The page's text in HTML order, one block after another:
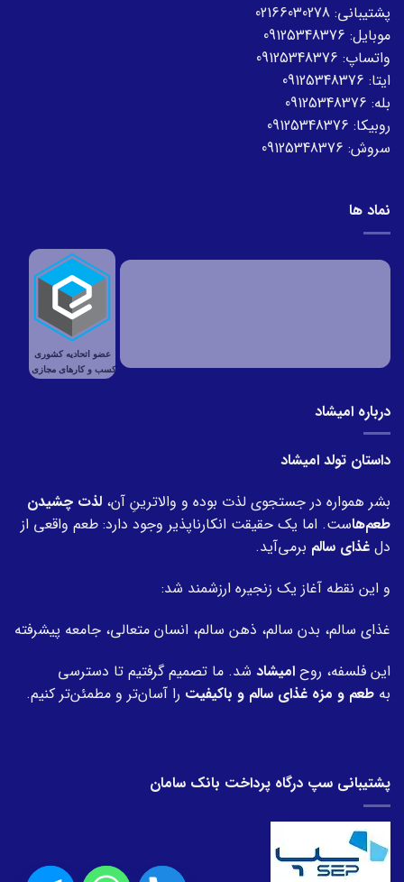
پشتیبانی: 02166030278
موبایل: 09125348376
واتساپ: 09125348376
ایتا: 09125348376
بله: 09125348376
روبیکا: 09125348376
سروش: 09125348376
نماد ها
درباره امیشاد
داستان تولد امیشاد
بشر همواره در جستجوی لذت بوده و والاترینِ آن، لذت چشیدن
طعم‌هاست. اما یک حقیقت انکارناپذیر وجود دارد: طعم واقعی از
دل غذای سالم برمی‌آید.
و این نقطه آغاز یک زنجیره ارزشمند شد:
غذای سالم، بدن سالم، ذهن سالم، انسان متعالی، جامعه پیشرفته
این فلسفه، روح امیشاد شد. ما تصمیم گرفتیم تا دسترسی
به طعم و مزه غذای سالم و باکیفیت را آسان‌تر و مطمئن‌تر کنیم.
پشتیبانی سپ درگاه پرداخت بانک سامان